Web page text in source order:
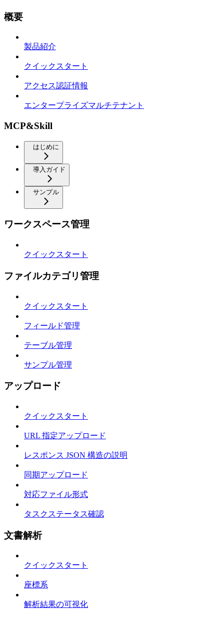
概要
製品紹介
クイックスタート
アクセス認証情報
エンタープライズマルチテナント
MCP&Skill
はじめに
導入ガイド
サンプル
ワークスペース管理
クイックスタート
ファイルカテゴリ管理
クイックスタート
フィールド管理
テーブル管理
サンプル管理
アップロード
クイックスタート
URL 指定アップロード
レスポンス JSON 構造の説明
同期アップロード
対応ファイル形式
タスクステータス確認
文書解析
クイックスタート
座標系
解析結果の可視化